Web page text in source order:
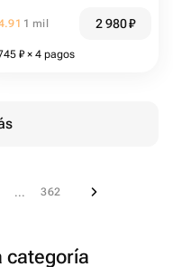
1 mil 2 980₽
₽ × 4 pagos
... 362
categoría